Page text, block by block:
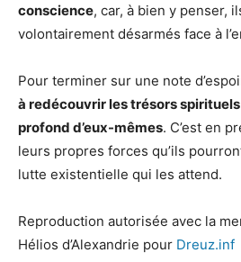
conscience, car, à bien y penser,
volontairement désarmés face à
Pour terminer sur une note
à redécouvrir les trésors
profond d’eux-mêmes. C’est en
leurs propres forces qu’ils
lutte existentielle qui les attend.
Reproduction autorisée avec la
Hélios d’Alexandrie pour Dreuz.inf